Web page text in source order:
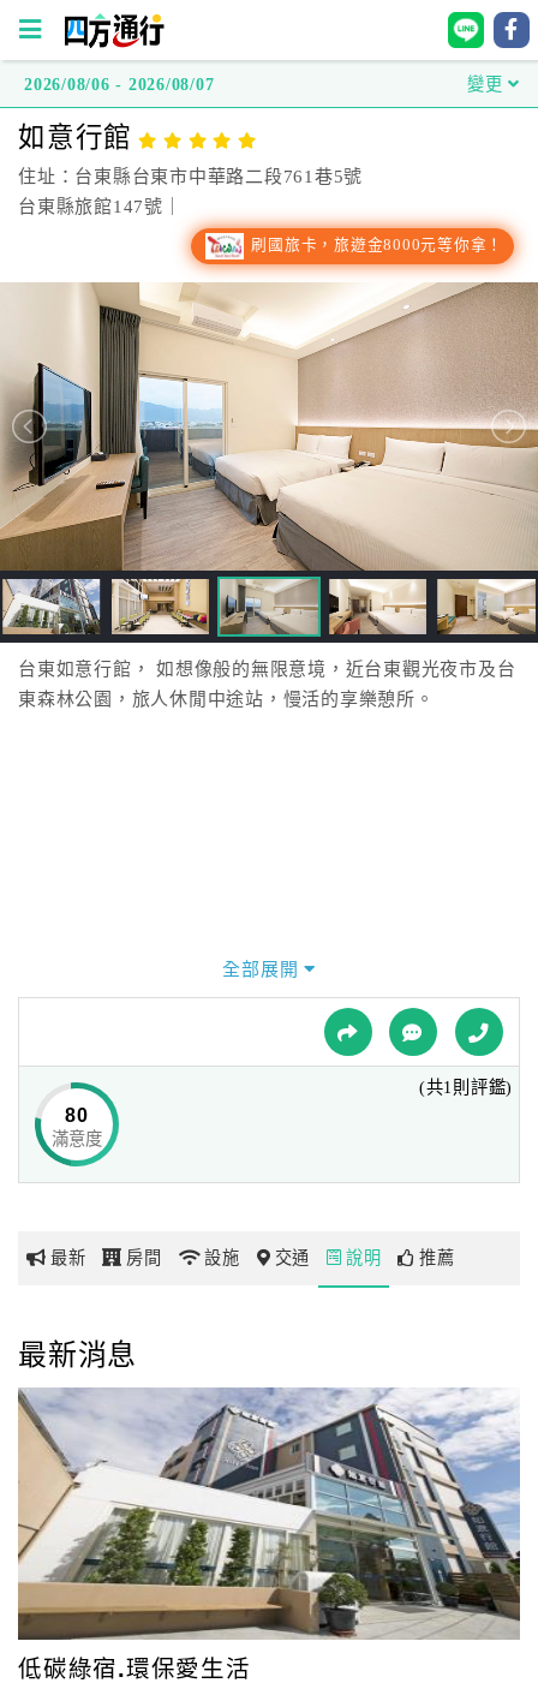
方
通
行
灣
訂
房
直
跟
飯
店
訂
房
HOT
球
網
玩
玩
樂
地
圖
客
服
務
顧
2026/08/06 - 2026/08/07 變更
如意行館
住址：台東縣台東市中華路二段761巷5號
台東縣旅館147號｜
刷國旅卡，旅遊金8000元等你拿！
台東如意行館， 如想像般的無限意境，近台東觀光夜市及台
東森林公園，旅人休閒中途站，慢活的享樂憩所。
全部展開
80
滿意度
(共1則評鑑)
最新 房間 設施 交通 說明 推薦
最新消息
低碳綠宿.環保愛生活